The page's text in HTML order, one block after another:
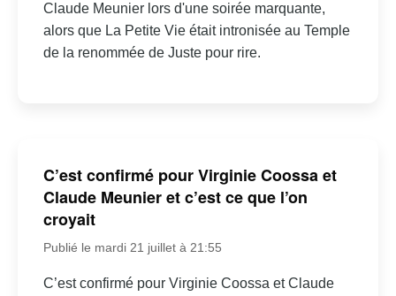
Claude Meunier lors d'une soirée marquante,
alors que La Petite Vie était intronisée au Temple
de la renommée de Juste pour rire.
C’est confirmé pour Virginie Coossa et
Claude Meunier et c’est ce que l’on
croyait
Publié le mardi 21 juillet à 21:55
C’est confirmé pour Virginie Coossa et Claude